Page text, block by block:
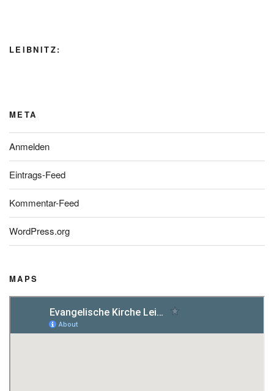
LEIBNITZ:
META
Anmelden
Eintrags-Feed
Kommentar-Feed
WordPress.org
MAPS